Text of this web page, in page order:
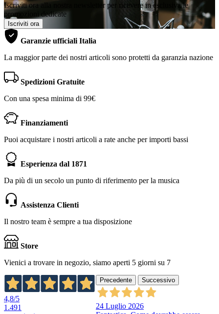
Iscriviti ora alla nostra newsletter per ricevere in esclusiva le
promozioni dedicate
Iscriviti ora
Garanzie ufficiali Italia
La maggior parte dei nostri articoli sono protetti da garanzia nazione
Spedizioni Gratuite
Con una spesa minima di 99€
Finanziamenti
Puoi acquistare i nostri articoli a rate anche per importi bassi
Esperienza dal 1871
Da più di un secolo un punto di riferimento per la musica
Assistenza Clienti
Il nostro team è sempre a tua disposizione
Store
Vienici a trovare in negozio, siamo aperti 5 giorni su 7
4,8/5
1.491
Precedente Successivo
24 Luglio 2026